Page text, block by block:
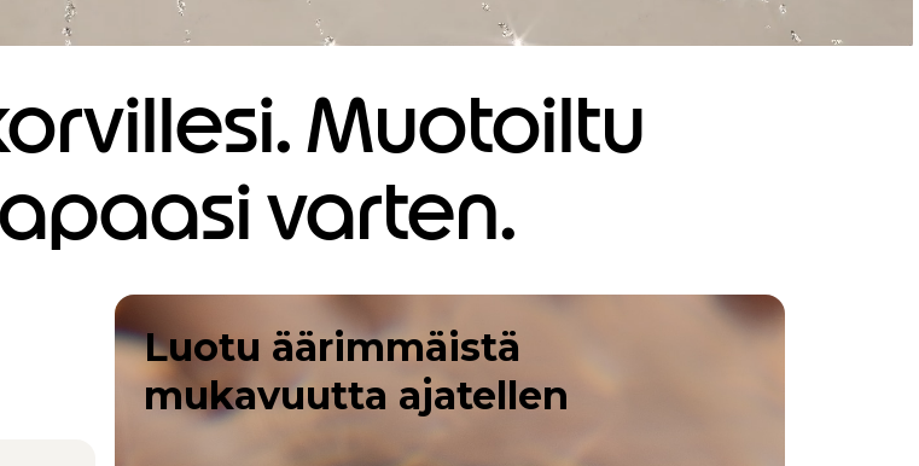
Muotoiltu
varten.
Luotu äärimmäistä
mukavuutta ajatellen